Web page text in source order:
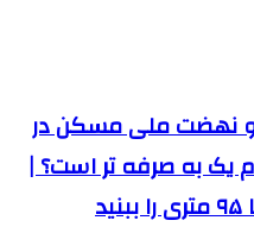
و نهضت ملی مسکن در
یک به صرفه تر است؟ |